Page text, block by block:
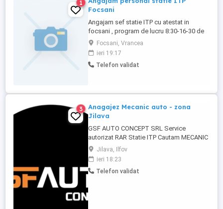
1
Focsani
Angajam sef statie ITP cu atestat in
focsani , program de lucru 8:30-16-30 de
luni - vineri si ocazional sambata
Focsani, Vrancea
ieri 19:17
Telefon validat
3
Anagajez Mecanic auto - zona
Jilava
GSF AUTO CONCEPT SRL Service
autorizat RAR Statie ITP Cautam MECANIC
AUTO cu experienta (minim 1 an) Nu
excludem posibilitatea angajarii unei
persoane fara experienta, in anumite
conditii Program de lucru luni-vineri 8.30-
Jilava, Ilfov
ieri 18:23
Telefon validat